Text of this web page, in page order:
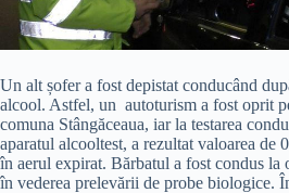
Un alt șofer a fost depistat conducând
alcool. Astfel, un autoturism a fost oprit
comuna Stângăceaua, iar la testarea
aparatul alcooltest, a rezultat valoarea de
în aerul expirat. Bărbatul a fost condus la
în vederea prelevării de probe biologice.